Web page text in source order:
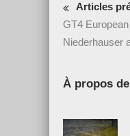
Articles
GT4
Niederhauser
À propos